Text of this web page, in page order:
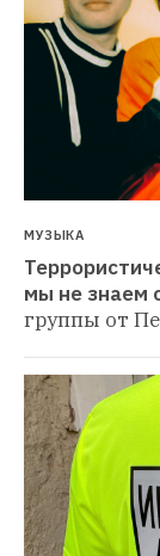
МУЗЫКА
мы не знаем
группы от